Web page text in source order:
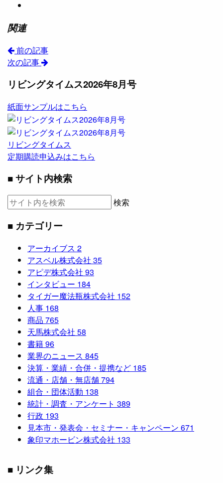
関連
前の記事
次の記事
リビングタイムス2026年8月号
紙面サンプルはこちら
リビングタイムス
定期購読申込みはこちら
■ サイト内検索
検索
■ カテゴリー
アーカイブス 2
アスベル株式会社 35
アピデ株式会社 93
インタビュー 184
タイガー魔法瓶株式会社 152
人事 168
商品 765
天馬株式会社 58
書籍96
業界のニュース 845
決算・業績・合併・提携など 185
流通・店舗・無店舗794
組合・団体活動 138
統計・調査・アンケート 389
行政 193
見本市・発表会・セミナー・キャンペーン 671
象印マホービン株式会社 133
■ リンク集